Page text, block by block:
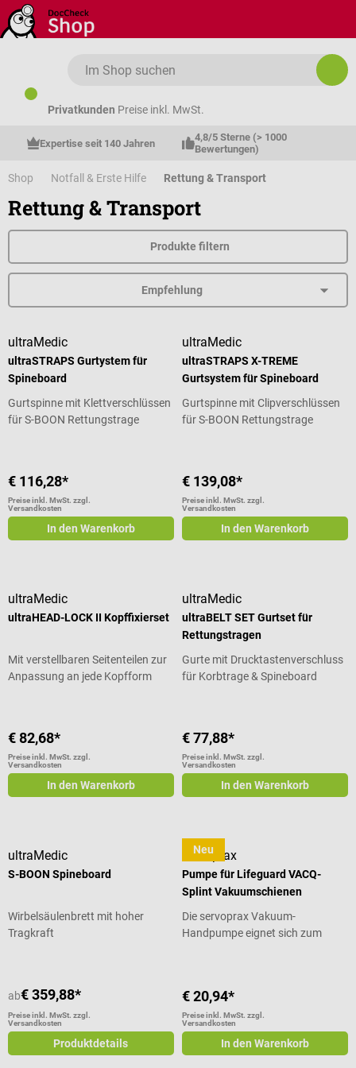
Zum Hauptinhalt springen
Privatkunden Preise inkl. MwSt.
Expertise seit 140 Jahren
4,8/5 Sterne (> 1000
Bewertungen)
Shop Notfall & Erste Hilfe Rettung & Transport
Rettung & Transport
Produkte filtern
ultraMedic
ultraSTRAPS Gurtystem für
Spineboard
Gurtspinne mit Klettverschlüssen
für S-BOON Rettungstrage
€ 116,28*
Preise inkl. MwSt. zzgl.
Versandkosten
In den Warenkorb
ultraMedic
ultraSTRAPS X-TREME
Gurtsystem für Spineboard
Gurtspinne mit Clipverschlüssen
für S-BOON Rettungstrage
€ 139,08*
Preise inkl. MwSt. zzgl.
Versandkosten
In den Warenkorb
ultraMedic
ultraHEAD-LOCK II Kopffixierset
Mit verstellbaren Seitenteilen zur
Anpassung an jede Kopfform
€ 82,68*
Preise inkl. MwSt. zzgl.
Versandkosten
In den Warenkorb
ultraMedic
ultraBELT SET Gurtset für
Rettungstragen
Gurte mit Drucktastenverschluss
für Korbtrage & Spineboard
€ 77,88*
Preise inkl. MwSt. zzgl.
Versandkosten
In den Warenkorb
ultraMedic
S-BOON Spineboard
Wirbelsäulenbrett mit hoher
Tragkraft
ab€ 359,88*
Preise inkl. MwSt. zzgl.
Versandkosten
Produktdetails
Neu
servoprax
Pumpe für Lifeguard VACQ-
Splint Vakuumschienen
Die servoprax Vakuum-
Handpumpe eignet sich zum
Schnelles Evakuieren zur
Immobilisation Leicht und
kompakt Für Rettungseinsätze
und Notfallausrüstung
€ 20,94*
Preise inkl. MwSt. zzgl.
Versandkosten
In den Warenkorb